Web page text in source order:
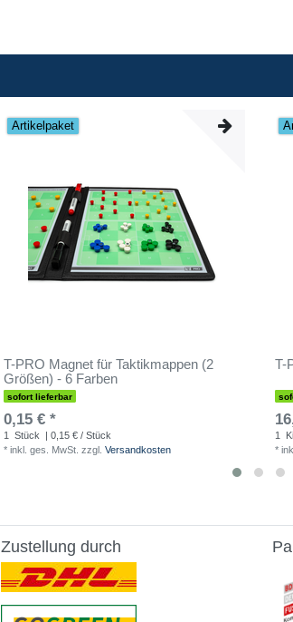
Artikelpaket
T-PRO Magnet für Taktikmappen (2
Größen) - 6 Farben
sofort lieferbar
0,15 € *
1 Stück
| 0,15 € / Stück
* inkl. ges. MwSt. zzgl. Versandkosten
T-
1
*
Zustellung durch